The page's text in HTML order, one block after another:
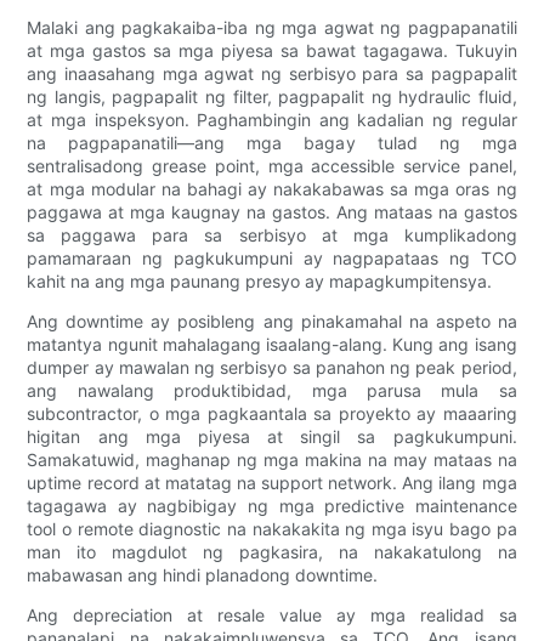
Malaki ang pagkakaiba-iba ng mga agwat ng pagpapanatili
at mga gastos sa mga piyesa sa bawat tagagawa. Tukuyin
ang inaasahang mga agwat ng serbisyo para sa pagpapalit
ng langis, pagpapalit ng filter, pagpapalit ng hydraulic fluid,
at mga inspeksyon. Paghambingin ang kadalian ng regular
na pagpapanatili—ang mga bagay tulad ng mga
sentralisadong grease point, mga accessible service panel,
at mga modular na bahagi ay nakakabawas sa mga oras ng
paggawa at mga kaugnay na gastos. Ang mataas na gastos
sa paggawa para sa serbisyo at mga kumplikadong
pamamaraan ng pagkukumpuni ay nagpapataas ng TCO
kahit na ang mga paunang presyo ay mapagkumpitensya.
Ang downtime ay posibleng ang pinakamahal na aspeto na
matantya ngunit mahalagang isaalang-alang. Kung ang isang
dumper ay mawalan ng serbisyo sa panahon ng peak period,
ang nawalang produktibidad, mga parusa mula sa
subcontractor, o mga pagkaantala sa proyekto ay maaaring
higitan ang mga piyesa at singil sa pagkukumpuni.
Samakatuwid, maghanap ng mga makina na may mataas na
uptime record at matatag na support network. Ang ilang mga
tagagawa ay nagbibigay ng mga predictive maintenance
tool o remote diagnostic na nakakakita ng mga isyu bago pa
man ito magdulot ng pagkasira, na nakakatulong na
mabawasan ang hindi planadong downtime.
Ang depreciation at resale value ay mga realidad sa